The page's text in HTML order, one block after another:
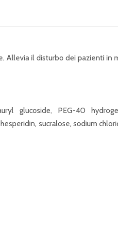
il disturbo dei pazienti in
glucoside, PEG-40
sucralose, sodium